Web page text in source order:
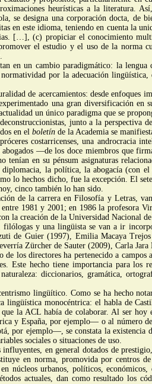
heurísticas a la literatura.
se designa una corporación docta,
en este idioma, teniendo en cuenta la
[…], (c) propiciar el conocimiento
el estudio y el uso de la norma
en un cambio paradigmático: la
por la adecuación
de acercamientos: desde enfoques
una gran diversificación
un único paradigma que se
junto a la
en el boletínde la Academia se
costarricenses, una
—de los doce miembros que
en su pénsum asignaturas
la política, la abogacía (con
lo hechos dicho, fue la excepción. El
cinco también lo han sido.
de la carrera en Filosofía y Letras,
1981 y 2001; en 1986 la profesora
la creación de la Universidad Nacional de
filólogas y una lingüista se van a ir
de Guier (1997), Emilia Macaya
Zürcher de Sauter (2009), Carla
los directores ha pertenecido a
hecho tiene importancia para los
diccionarios, gramática,
lingüítico. Como se ha hecho
lingüística monocéntrica: el habla de
la ACL había de colaborar. Al ser hoy
y España, por ejemplo— o al número
por ejemplo—, se constata la existencia
sociales o situaciones de uso.
en general dotados de
en norma, promovida por centros
núcleos urbanos, políticos,
actuales, dan como resultado los